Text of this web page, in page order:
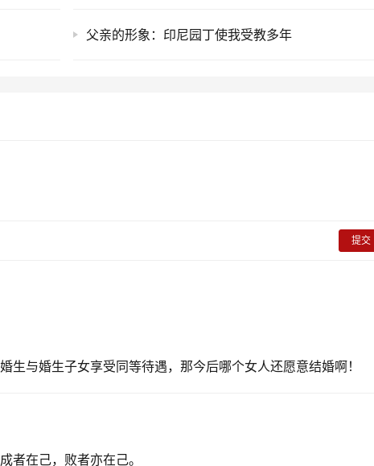
父亲的形象：印尼园丁使我受教多年
提交
生与婚生子女享受同等待遇，那今后哪个女人还愿意结婚啊！
者在己，败者亦在己。